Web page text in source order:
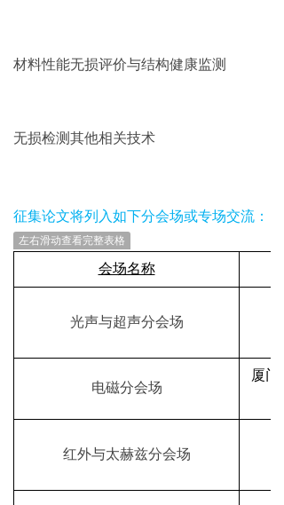
材料性能无损评价与结构健康监测
无损检测其他相关技术
征集论文将列入如下分会场或专场交流：
左右滑动查看完整表格
会场名称
光声与超声分会场
电磁分会场
厦门
红外与太赫兹分会场